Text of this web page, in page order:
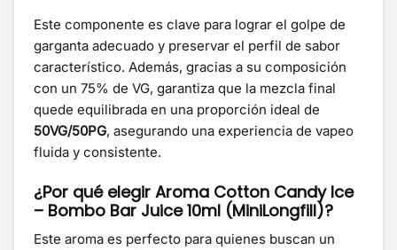
Este componente es clave para lograr el golpe de
garganta adecuado y preservar el perfil de sabor
característico. Además, gracias a su composición
con un 75% de VG, garantiza que la mezcla final
quede equilibrada en una proporción ideal de
50VG/50PG, asegurando una experiencia de vapeo
fluida y consistente.​
¿Por qué elegir Aroma Cotton Candy Ice
– Bombo Bar Juice 10ml (MiniLongfill)?
Este aroma es perfecto para quienes buscan un